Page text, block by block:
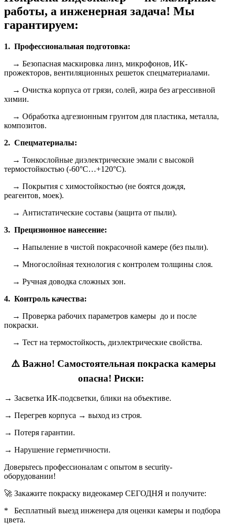
работы, а инженерная задача! Мы
гарантируем:
1. Профессиональная подготовка:
→ Безопасная маскировка линз, микрофонов, ИК-
прожекторов, вентиляционных решеток спецматериалами.
→ Очистка корпуса от грязи, солей, жира без агрессивной
химии.
→ Обработка адгезионным грунтом для пластика, металла,
композитов.
2. Спецматериалы:
→ Тонкослойные диэлектрические эмали с высокой
термостойкостью (-60°C…+120°C).
→ Покрытия с химостойкостью (не боятся дождя,
реагентов, моек).
→ Антистатические составы (защита от пыли).
3. Прецизионное нанесение:
→ Напыление в чистой покрасочной камере (без пыли).
→ Многослойная технология с контролем толщины слоя.
→ Ручная доводка сложных зон.
4. Контроль качества:
→ Проверка рабочих параметров камеры до и после
покраски.
→ Тест на термостойкость, диэлектрические свойства.
⚠️ Важно! Самостоятельная покраска камеры
опасна! Риски:
→ Засветка ИК-подсветки, блики на объективе.
→ Перегрев корпуса → выход из строя.
→ Потеря гарантии.
→ Нарушение герметичности.
Доверьтесь профессионалам с опытом в security-
оборудовании!
🚀 Закажите покраску видеокамер СЕГОДНЯ и получите:
* Бесплатный выезд инженера для оценки камеры и подбора
цвета.